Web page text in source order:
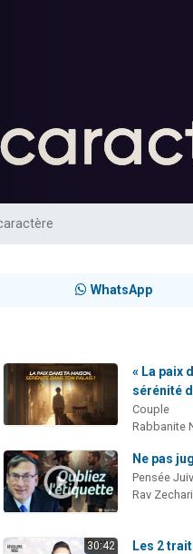
nous rejoindre sur WhatsApp
de demander une bénédiction
de faire un don pour Sauvez la
dans Torah-Box Music
de demander une bénédiction
WhatsApp
« La paix
sérénité
Couple
Rabbanite
Ne pas
Pensée
Rav
30:42
Les 2